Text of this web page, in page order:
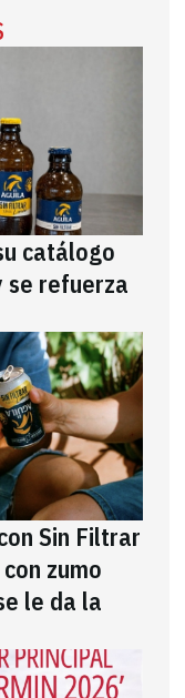
catálogo
se refuerza
Sin Filtrar
zumo
le da la